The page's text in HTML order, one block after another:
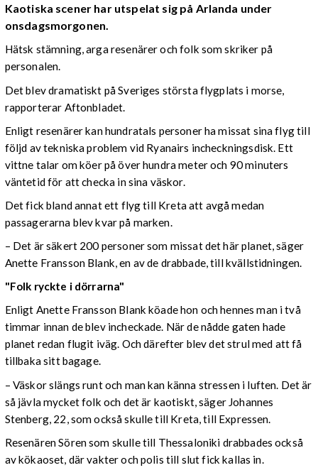
Kaotiska scener har utspelat sig på Arlanda under
onsdagsmorgonen.
Hätsk stämning, arga resenärer och folk som skriker på
personalen.
Det blev dramatiskt på Sveriges största flygplats i morse,
rapporterar Aftonbladet.
Enligt resenärer kan hundratals personer ha missat sina flyg till
följd av tekniska problem vid Ryanairs incheckningsdisk. Ett
vittne talar om köer på över hundra meter och 90 minuters
väntetid för att checka in sina väskor.
Det fick bland annat ett flyg till Kreta att avgå medan
passagerarna blev kvar på marken.
– Det är säkert 200 personer som missat det här planet, säger
Anette Fransson Blank, en av de drabbade, till kvällstidningen.
"Folk ryckte i dörrarna"
Enligt Anette Fransson Blank köade hon och hennes man i två
timmar innan de blev incheckade. När de nådde gaten hade
planet redan flugit iväg. Och därefter blev det strul med att få
tillbaka sitt bagage.
– Väskor slängs runt och man kan känna stressen i luften. Det är
så jävla mycket folk och det är kaotiskt, säger Johannes
Stenberg, 22, som också skulle till Kreta, till Expressen.
Resenären Sören som skulle till Thessaloniki drabbades också
av kökaoset, där vakter och polis till slut fick kallas in.